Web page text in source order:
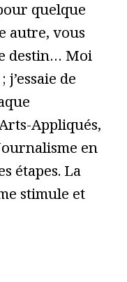
quelque
autre, vous
destin… Moi
de
Appliqués,
en
étapes. La
stimule et